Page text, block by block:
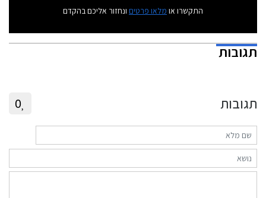
התקשרו או מלאו פרטים ונחזור אליכם בהקדם
תגובות
תגובות 0